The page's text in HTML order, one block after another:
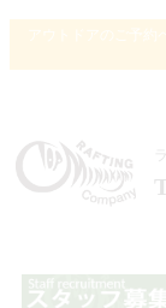
アウトドアのご予